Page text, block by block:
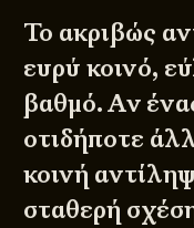
Το ακριβώς
ευρύ κοινό,
βαθμό. Αν
οτιδήποτε
κοινή
σταθερή